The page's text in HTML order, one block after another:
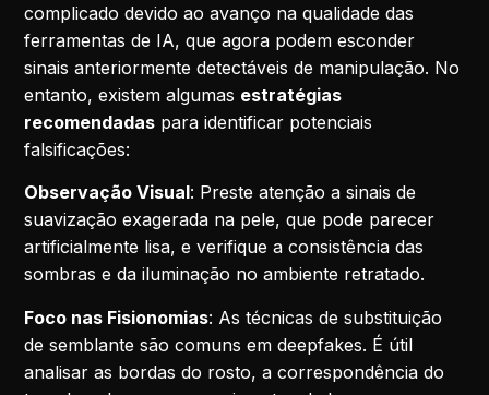
complicado devido ao avanço na qualidade das
ferramentas de IA, que agora podem esconder
sinais anteriormente detectáveis de manipulação. No
entanto, existem algumas estratégias
recomendadas para identificar potenciais
falsificações:
Observação Visual: Preste atenção a sinais de
suavização exagerada na pele, que pode parecer
artificialmente lisa, e verifique a consistência das
sombras e da iluminação no ambiente retratado.
Foco nas Fisionomias: As técnicas de substituição
de semblante são comuns em deepfakes. É útil
analisar as bordas do rosto, a correspondência do